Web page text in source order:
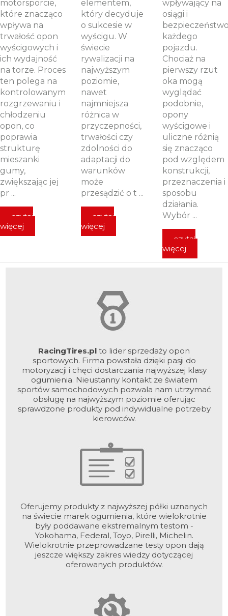
motorsporcie,
które znacząco
wpływa na
trwałość opon
wyścigowych i
ich wydajność
na torze. Proces
ten polega na
kontrolowanym
rozgrzewaniu i
chłodzeniu
opon, co
poprawia
strukturę
mieszanki
gumy,
zwiększając jej
pr ...
czytaj
więcej
elementem,
który decyduje
o sukcesie w
wyścigu. W
świecie
rywalizacji na
najwyższym
poziomie,
nawet
najmniejsza
różnica w
przyczepności,
trwałości czy
zdolności do
adaptacji do
warunków
może
przesądzić o t ...
czytaj
więcej
wpływający na
osiągi i
każdego
pojazdu.
Chociaż na
pierwszy rzut
oka mogą
wyglądać
podobnie,
opony
wyścigowe i
uliczne różnią
się znacząco
pod względem
konstrukcji,
przeznaczenia i
sposobu
działania.
Wybór ...
czytaj
więcej
RacingTires.pl to lider sprzedaży opon
sportowych. Firma powstała dzięki pasji do
motoryzacji i chęci dostarczania najwyższej klasy
ogumienia. Nieustanny kontakt ze światem
sportów samochodowych pozwala nam utrzymać
obsługę na najwyższym poziomie oferując
sprawdzone produkty pod indywidualne potrzeby
kierowców.
Oferujemy produkty z najwyższej półki uznanych
na świecie marek ogumienia, które wielokrotnie
były poddawane ekstremalnym testom -
Yokohama, Federal, Toyo, Pirelli, Michelin.
Wielokrotnie przeprowadzane testy opon dają
jeszcze większy zakres wiedzy dotyczącej
oferowanych produktów.